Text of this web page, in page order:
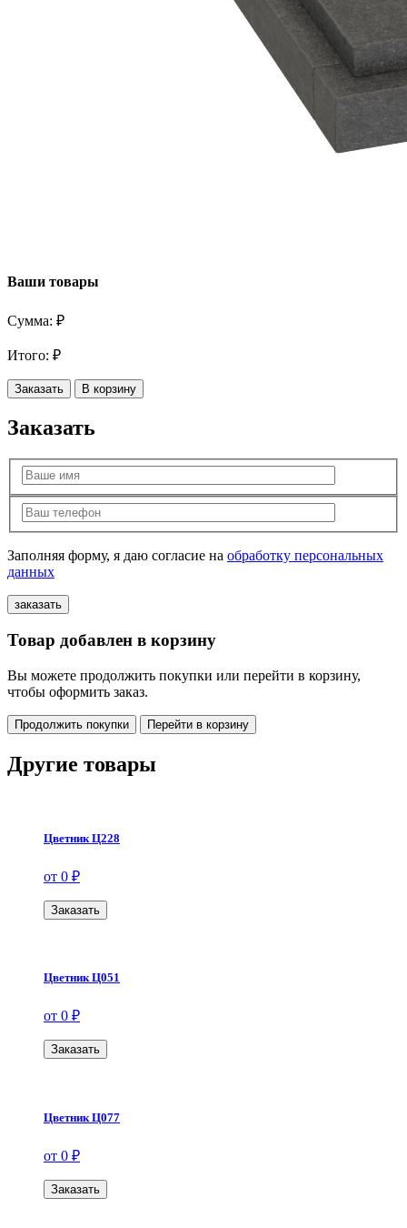
Ваши товары
Сумма: ₽
Итого: ₽
Заказать В корзину
Заказать
Заполняя форму, я даю согласие на обработку персональных
данных
Товар добавлен в корзину
Вы можете продолжить покупки или перейти в корзину,
чтобы оформить заказ.
Продолжить покупки Перейти в корзину
Другие товары
Цветник Ц228
от 0 ₽
Заказать
Цветник Ц051
от 0 ₽
Заказать
Цветник Ц077
от 0 ₽
Заказать